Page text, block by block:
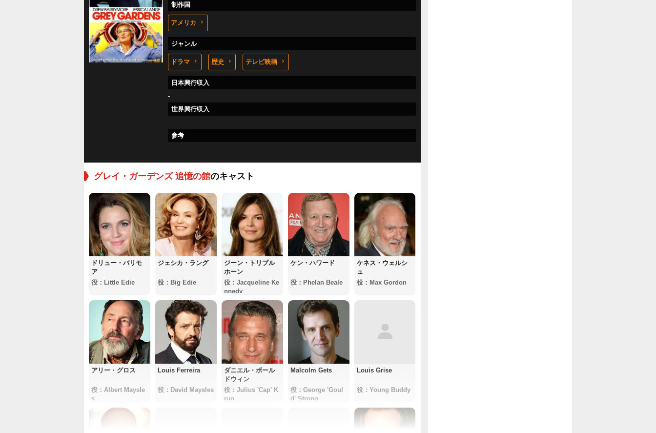
制作国
アメリカ
ジャンル
ドラマ 歴史 テレビ映画
日本興行収入
-
世界興行収入
参考
グレイ・ガーデンズ 追憶の館のキャスト
ドリュー・バリモ
ア
役：Little Edie
ジェシカ・ラング
役：Big Edie
ジーン・トリプル
ホーン
役：Jacqueline Ke
nnedy
ケン・ハワード
役：Phelan Beale
ケネス・ウェルシ
ュ
役：Max Gordon
アリー・グロス
役：Albert Maysle
s
Louis Ferreira
役：David Maysles
ダニエル・ボール
ドウィン
役：Julius 'Cap' K
rug
Malcolm Gets
役：George 'Goul
d' Strong
Louis Grise
役：Young Buddy